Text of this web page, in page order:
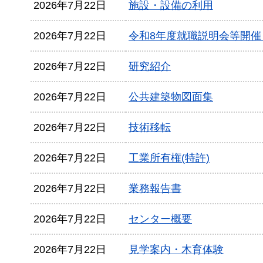
2026年7月22日 施設・設備の利用
2026年7月22日 令和8年度就職説明会等開
2026年7月22日 研究紹介
2026年7月22日 公共建築物図面集
2026年7月22日 技術移転
2026年7月22日 工業所有権(特許)
2026年7月22日 業務報告書
2026年7月22日 センター概要
2026年7月22日 見学案内・木育体験